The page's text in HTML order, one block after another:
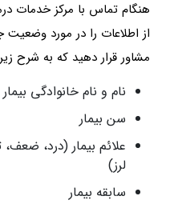
هنگام تماس با مرکز خدمات
از اطلاعات را در مورد وضعیت
مشاور قرار دهید که به شرح
نام و نام خانوادگی بیمار
سن بیمار
علائم بیمار (درد،
لرز)
سابقه بیمار